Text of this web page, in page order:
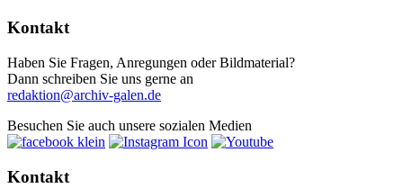
Kontakt
Haben Sie Fragen, Anregungen oder Bildmaterial?
Dann schreiben Sie uns gerne an
redaktion@archiv-galen.de
Besuchen Sie auch unsere sozialen Medien
Kontakt